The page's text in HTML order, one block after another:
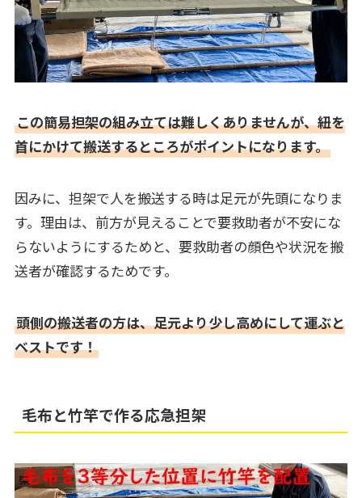
この簡易担架の組み立ては難しくありませんが、紐を
首にかけて搬送するところがポイントになります。
因みに、担架で人を搬送する時は足元が先頭になりま
す。理由は、前方が見えることで要救助者が不安にな
らないようにするためと、要救助者の顔色や状況を搬
送者が確認するためです。
頭側の搬送者の方は、足元より少し高めにして運ぶと
ベストです！
毛布と竹竿で作る応急担架